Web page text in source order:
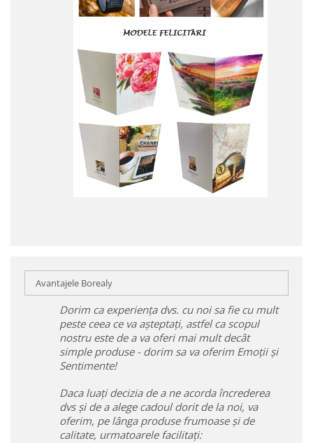
Avantajele Borealy
Dorim ca experiența dvs. cu noi sa fie cu mult
peste ceea ce va așteptați, astfel ca scopul
nostru este de a va oferi mai mult decât
simple produse - dorim sa va oferim Emoții și
Sentimente!
Daca luați decizia de a ne acorda încrederea
dvs și de a alege cadoul dorit de la noi, va
oferim, pe lânga produse frumoase și de
calitate, urmatoarele facilitați: